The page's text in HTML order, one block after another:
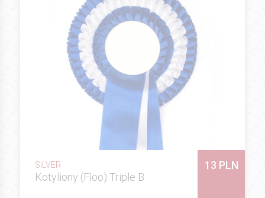
SILVER
Kotyliony (Floo) Triple B
13 PLN